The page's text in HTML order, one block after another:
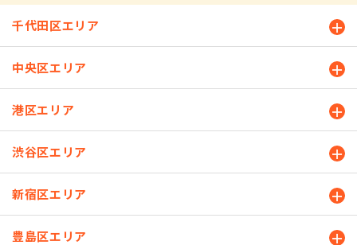
千代田区エリア
中央区エリア
港区エリア
渋谷区エリア
新宿区エリア
豊島区エリア